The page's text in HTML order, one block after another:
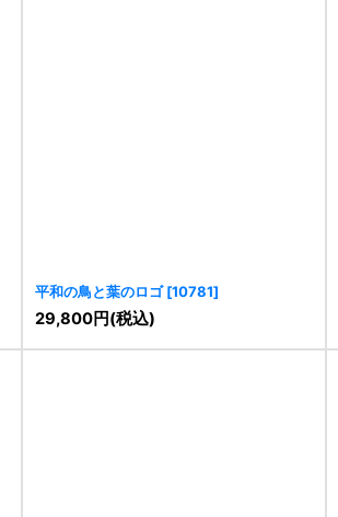
平和の鳥と葉のロゴ [10781]
29,800円(税込)